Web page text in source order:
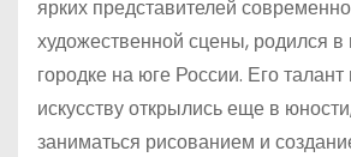
ярких представителей
художественной сцены, родился
городке на юге России. Его талант
искусству открылись еще в
заниматься рисованием и